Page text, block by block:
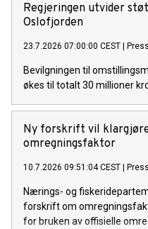
Regjeringen utvider
Oslofjorden
23.7.2026 07:00:00 CEST |
Bevilgningen til
økes til totalt 30 millioner
Ny forskrift vil
omregningsfaktor
10.7.2026 09:51:04 CEST |
Nærings- og
forskrift om
for bruken av offisielle